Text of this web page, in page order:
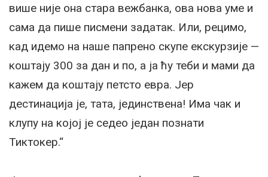
више није она стара вежбанка, ова нова уме и
сама да пише писмени задатак. Или, рецимо,
кад идемо на наше папрено скупе екскурзије —
коштају 300 за дан и по, а ја ћу теби и мами да
кажем да коштају петсто евра. Јер
дестинација је, тата, јединствена! Има чак и
клупу на којој је седео један познати
Тиктокер.“